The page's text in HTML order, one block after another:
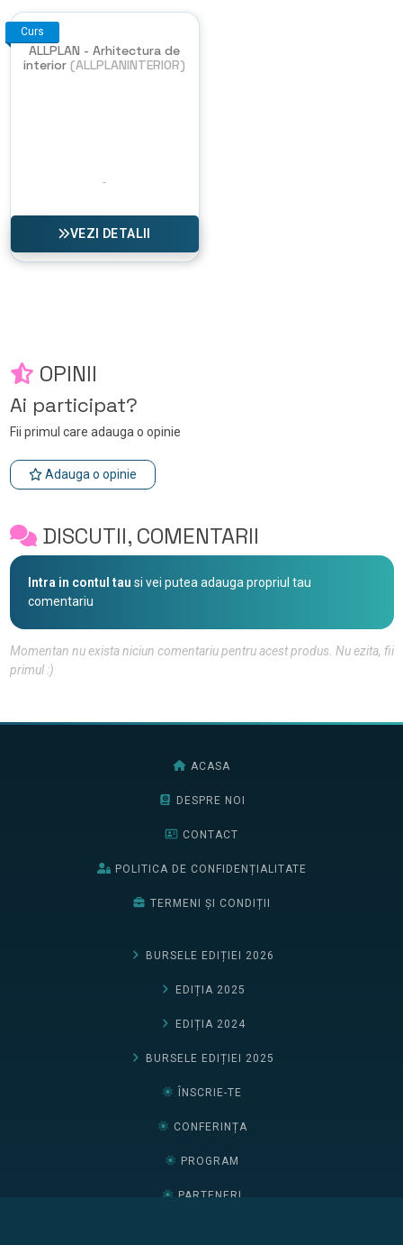
Curs
ALLPLAN - Arhitectura de
interior (ALLPLANINTERIOR)
VEZI DETALII
OPINII
Ai participat?
Fii primul care adauga o opinie
Adauga o opinie
DISCUTII, COMENTARII
Intra in contul tau si vei putea adauga propriul tau
comentariu
Momentan nu exista niciun comentariu pentru acest produs. Nu ezita, fii
primul :)
ACASA
DESPRE NOI
CONTACT
POLITICA DE CONFIDENȚIALITATE
TERMENI ȘI CONDIȚII
BURSELE EDIȚIEI 2026
EDIȚIA 2025
EDIȚIA 2024
BURSELE EDIȚIEI 2025
ÎNSCRIE-TE
CONFERINȚA
PROGRAM
PARTENERI